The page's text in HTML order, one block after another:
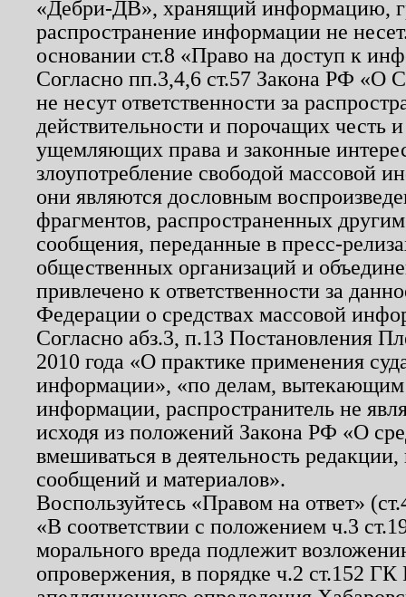
«Дебри-ДВ», хранящий информацию,
распространение информации не
основании ст.8 «Право на доступ к
Согласно пп.3,4,6 ст.57 Закона РФ «О
не несут ответственности за
действительности и порочащих честь
ущемляющих права и законные
злоупотребление свободой массовой
они являются дословным
фрагментов, распространенных
сообщения, переданные в пресс-
общественных организаций и
привлечено к ответственности за
Федерации о средствах массовой
Согласно абз.3, п.13 Постановления
2010 года «О практике применения
информации», «по делам, вытекающим
информации, распространитель не
исходя из положений Закона РФ «О
вмешиваться в деятельность
сообщений и материалов».
Воспользуйтесь «Правом на ответ»
«В соответствии с положением ч.3
морального вреда подлежит
опровержения, в порядке ч.2 ст.152